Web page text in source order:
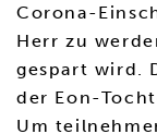
Corona-
Herr zu
gespart wird.
der Eon-
Um